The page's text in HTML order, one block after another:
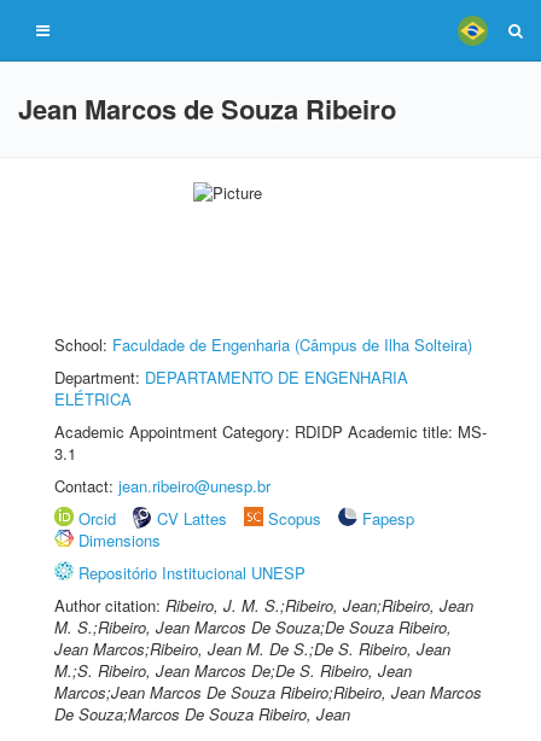
Jean Marcos de Souza Ribeiro
School: Faculdade de Engenharia (Câmpus de Ilha Solteira)
Department: DEPARTAMENTO DE ENGENHARIA
ELÉTRICA
Academic Appointment Category: RDIDP Academic title: MS-
3.1
Contact: jean.ribeiro@unesp.br
Orcid
CV Lattes Scopus
Fapesp
Dimensions
Repositório Institucional UNESP
Author citation: Ribeiro, J. M. S.;Ribeiro, Jean;Ribeiro, Jean
M. S.;Ribeiro, Jean Marcos De Souza;De Souza Ribeiro,
Jean Marcos;Ribeiro, Jean M. De S.;De S. Ribeiro, Jean
M.;S. Ribeiro, Jean Marcos De;De S. Ribeiro, Jean
Marcos;Jean Marcos De Souza Ribeiro;Ribeiro, Jean Marcos
De Souza;Marcos De Souza Ribeiro, Jean